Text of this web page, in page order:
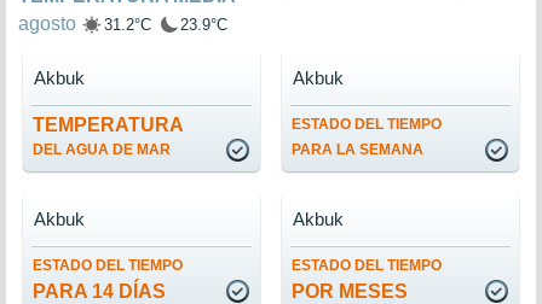
agosto
31.2°C 23.9°C
TEMPERATURA
DEL AGUA DE MAR
Akbuk
ESTADO DEL TIEMPO
PARA LA SEMANA
Akbuk
ESTADO DEL TIEMPO
PARA 14 DÍAS
Akbuk
ESTADO DEL TIEMPO
POR MESES
Akbuk